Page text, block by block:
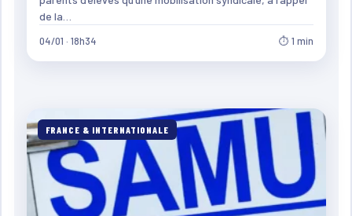
de la…
04/01 · 18h34 ⏱ 1 min
FRANCE & INTERNATIONALE